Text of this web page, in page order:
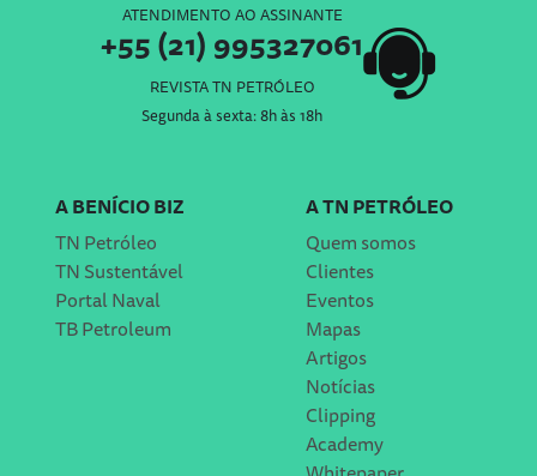
ATENDIMENTO AO ASSINANTE
+55 (21) 995327061
REVISTA TN PETRÓLEO
Segunda à sexta: 8h às 18h
A BENÍCIO BIZ
TN Petróleo
TN Sustentável
Portal Naval
TB Petroleum
A TN PETRÓLEO
Quem somos
Clientes
Eventos
Mapas
Artigos
Notícias
Clipping
Academy